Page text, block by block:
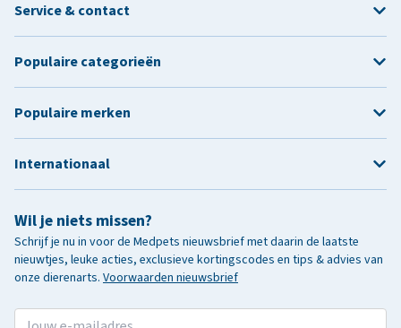
Wil je niets missen?
Schrijf je nu in voor de Medpets nieuwsbrief met daarin de laatste
nieuwtjes, leuke acties, exclusieve kortingscodes en tips & advies van
onze dierenarts. Voorwaarden nieuwsbrief
Service & contact
Populaire categorieën
Populaire merken
Internationaal